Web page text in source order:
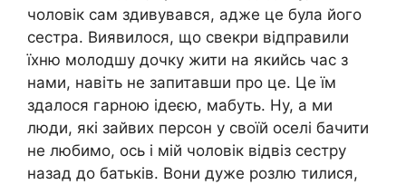
чоловік сам здивувався, адже це була його
сестра. Виявилося, що свекри відправили
їхню молодшу дочку жити на якийсь час з
нами, навіть не запитавши про це. Це їм
здалося гарною ідеєю, мабуть. Ну, а ми
люди, які зайвих персон у своїй оселі бачити
не любимо, ось і мій чоловік відвіз сестру
назад до батьків. Вони дуже розлю тилися,